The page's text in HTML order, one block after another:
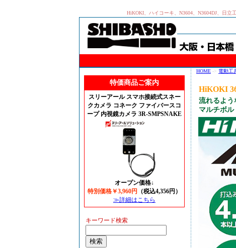
HiKOKI、ハイコーキ、N3604、N3604DJ、日
特価商品ご案内
スリーアール スマホ接続式スネー
クカメラ コネーク ファイバースコ
ープ 内視鏡カメラ 3R-SMPSNAKE
オープン価格↓
特別価格￥3,960円
（税込4,356円）
≫詳細はこちら
キーワード検索
HOME -> 電動工
HiKOKI
流れるよう
マルチボル